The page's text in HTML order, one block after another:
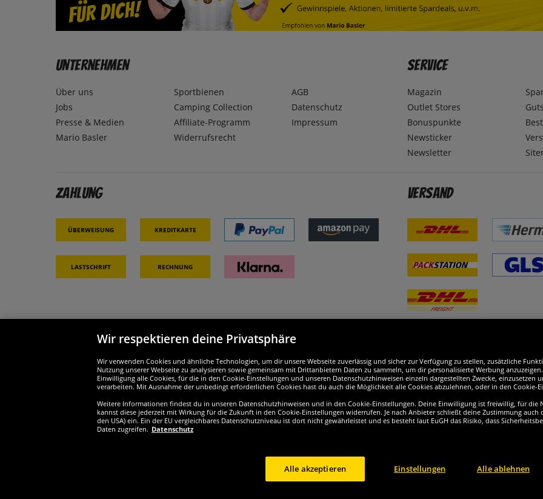
Unternehmen
Über uns
Jobs
Presse & Medien
Mario Basler
Sportbienen
Camping Collection
Affiliate-Programm
Widerrufsrecht
AGB
Datenschutz
Impressum
Service
Magazin
Outlet Stores
Bonuspunkte
Newsticker
Newsletter
Zahlung
Überweisung Kreditkarte
Lastschrift Rechnung
Versand
Partner & Sicherheit
Widerruf
Wir sind ausgezeichnet
Wir respektieren deine Privatsphäre
Wir verwenden Cookies und ähnliche Technologien, um dir unsere Webseite zuverlässig und sicher zur Verfügung zu stellen, zusätzliche
Nutzung unserer Webseite zu analysieren sowie gemeinsam mit Drittanbietern Daten zu sammeln, um dir personalisierte Werbung
Einwilligung alle Cookies, für die in den Cookie-Einstellungen und unseren Datenschutzhinweisen einzeln dargestellten Zwecke,
verarbeiten. Mit Ausnahme der unbedingt erforderlichen Cookies hast du auch die Möglichkeit alle Cookies abzulehnen, oder in den Cookie-
Weitere Informationen findest du in unseren Datenschutzhinweisen und in den Cookie-Einstellungen. Deine Einwilligung ist freiwillig, für die
kannst diese jederzeit mit Wirkung für die Zukunft in den Cookie-Einstellungen widerrufen. Je nach Anbieter schließt deine Zustimmung
den USA) ein. Ein der EU vergleichbares Datenschutzniveau ist dort nicht gewährleistet und es besteht laut EuGH das Risiko, dass
Daten zugreifen. Datenschutz
Einstellungen Alle ablehnen
Alle akzeptieren